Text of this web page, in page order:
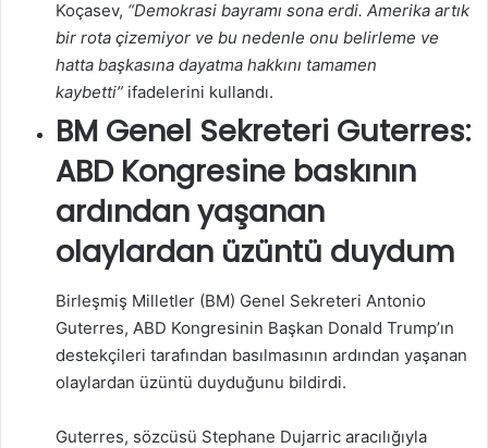
Koçasev, “Demokrasi bayramı sona erdi. Amerika artık
bir rota çizemiyor ve bu nedenle onu belirleme ve
hatta başkasına dayatma hakkını tamamen
kaybetti” ifadelerini kullandı.
BM Genel Sekreteri Guterres:
ABD Kongresine baskının
ardından yaşanan
olaylardan üzüntü duydum
Birleşmiş Milletler (BM) Genel Sekreteri Antonio
Guterres, ABD Kongresinin Başkan Donald Trump’ın
destekçileri tarafından basılmasının ardından yaşanan
olaylardan üzüntü duyduğunu bildirdi.
Guterres, sözcüsü Stephane Dujarric aracılığıyla